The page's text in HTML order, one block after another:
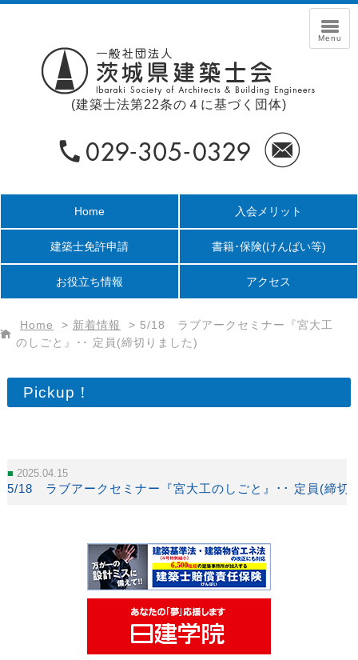
(建築士法第22条の４に基づく団体)
Home 入会メリット
建築士免許申請 書籍･保険(けんばい等)
お役立ち情報 アクセス
Home > 新着情報 > 5/18 ラブアークセミナー『宮大工
のしごと』･･ 定員(締切りました)
Pickup！
2025.04.15
5/18 ラブアークセミナー『宮大工のしごと』･･ 定員(締切